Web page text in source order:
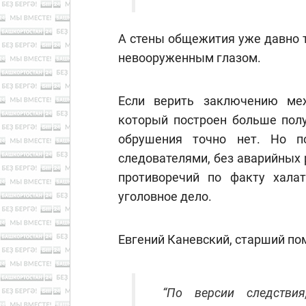
А стены общежития уже
невооруженным глазом.
Если верить заключению
который построен больше
обрушения точно нет. Но по
следователями, без
противоречий по факту
уголовное дело.
Евгений Каневский, старший
“По версии